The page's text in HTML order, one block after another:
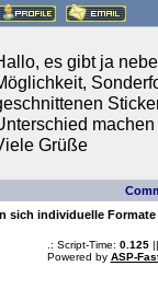
es gibt ja
Grüße
sich individuelle
.: Script-Time: 0.125||
Powered by ASP-